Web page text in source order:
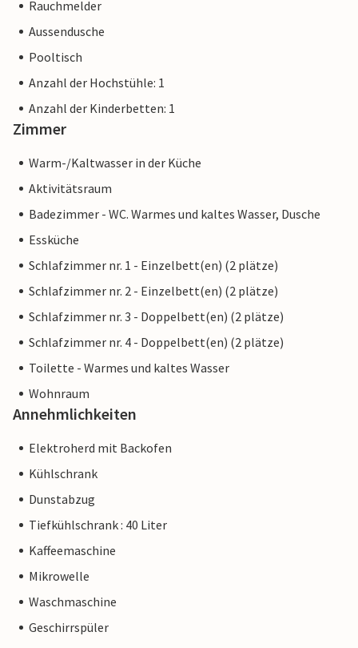
Rauchmelder
Aussendusche
Pooltisch
Anzahl der Hochstühle: 1
Anzahl der Kinderbetten: 1
Zimmer
Warm-/Kaltwasser in der Küche
Aktivitätsraum
Badezimmer - WC. Warmes und kaltes Wasser, Dusche
Essküche
Schlafzimmer nr. 1 - Einzelbett(en) (2 plätze)
Schlafzimmer nr. 2 - Einzelbett(en) (2 plätze)
Schlafzimmer nr. 3 - Doppelbett(en) (2 plätze)
Schlafzimmer nr. 4 - Doppelbett(en) (2 plätze)
Toilette - Warmes und kaltes Wasser
Wohnraum
Annehmlichkeiten
Elektroherd mit Backofen
Kühlschrank
Dunstabzug
Tiefkühlschrank : 40 Liter
Kaffeemaschine
Mikrowelle
Waschmaschine
Geschirrspüler